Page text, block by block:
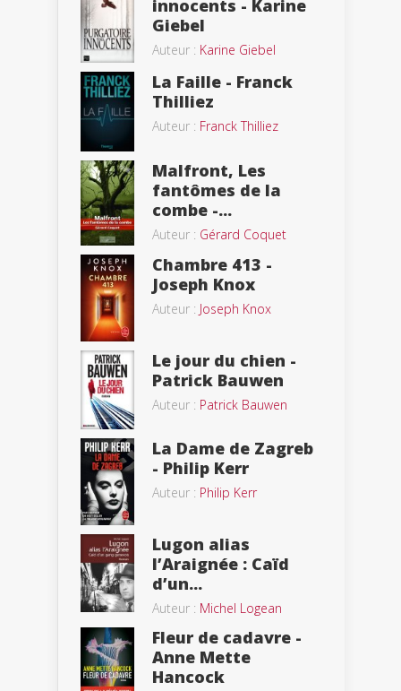
innocents - Karine
Giebel
Auteur : Karine Giebel
La Faille - Franck
Thilliez
Auteur : Franck Thilliez
Malfront, Les
fantômes de la
combe -...
Auteur : Gérard Coquet
Chambre 413 -
Joseph Knox
Auteur : Joseph Knox
Le jour du chien -
Patrick Bauwen
Auteur : Patrick Bauwen
La Dame de Zagreb
- Philip Kerr
Auteur : Philip Kerr
Lugon alias
l’Araignée : Caïd
d’un...
Auteur : Michel Logean
Fleur de cadavre -
Anne Mette
Hancock